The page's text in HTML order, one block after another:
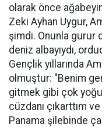
olarak önce
Zeki Ayhan Uygur,
şimdi. Onunla gurur
deniz albayıydı,
Gençlik yıllarında
olmuştur: "Benim
gitmek gibi çok
cüzdanı çıkarttım
Panama şilebinde